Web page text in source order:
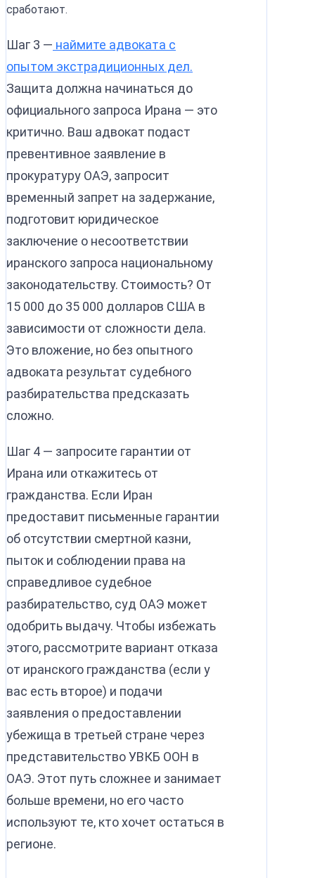
сработают.
Шаг 3 — наймите адвоката с
опытом экстрадиционных дел.
Защита должна начинаться до
официального запроса Ирана — это
критично. Ваш адвокат подаст
превентивное заявление в
прокуратуру ОАЭ, запросит
временный запрет на задержание,
подготовит юридическое
заключение о несоответствии
иранского запроса национальному
законодательству. Стоимость? От
15 000 до 35 000 долларов США в
зависимости от сложности дела.
Это вложение, но без опытного
адвоката результат судебного
разбирательства предсказать
сложно.
Шаг 4 — запросите гарантии от
Ирана или откажитесь от
гражданства. Если Иран
предоставит письменные гарантии
об отсутствии смертной казни,
пыток и соблюдении права на
справедливое судебное
разбирательство, суд ОАЭ может
одобрить выдачу. Чтобы избежать
этого, рассмотрите вариант отказа
от иранского гражданства (если у
вас есть второе) и подачи
заявления о предоставлении
убежища в третьей стране через
представительство УВКБ ООН в
ОАЭ. Этот путь сложнее и занимает
больше времени, но его часто
используют те, кто хочет остаться в
регионе.